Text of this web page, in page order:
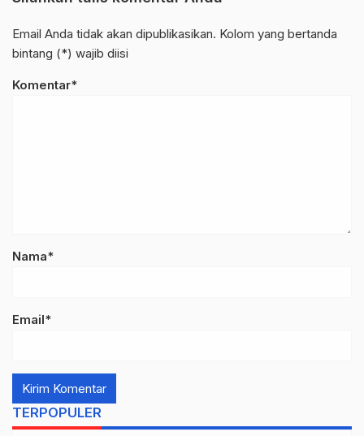
Email Anda tidak akan dipublikasikan. Kolom yang bertanda
bintang (*) wajib diisi
Komentar*
Nama*
Email*
TERPOPULER